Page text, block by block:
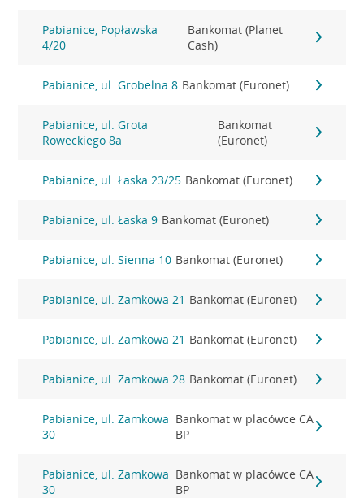
Pabianice, Popławska
4/20
Bankomat (Planet
Cash)
Pabianice, ul. Grobelna 8 Bankomat (Euronet)
Pabianice, ul. Grota
Roweckiego 8a
Bankomat
(Euronet)
Pabianice, ul. Łaska 23/25 Bankomat (Euronet)
Pabianice, ul. Łaska 9 Bankomat (Euronet)
Pabianice, ul. Sienna 10 Bankomat (Euronet)
Pabianice, ul. Zamkowa 21 Bankomat (Euronet)
Pabianice, ul. Zamkowa 21 Bankomat (Euronet)
Pabianice, ul. Zamkowa 28 Bankomat (Euronet)
Pabianice, ul. Zamkowa
30
Bankomat w placówce CA
BP
Pabianice, ul. Zamkowa
30
Bankomat w placówce CA
BP